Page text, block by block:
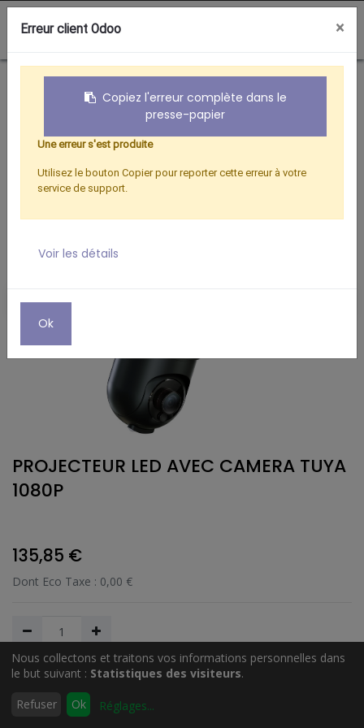
Rechercher
0
Boutique
PROJECTEUR LED AVEC CAMERA TUYA 1080P
PROJECTEUR LED AVEC CAMERA TUYA
1080P
135,85 €
Dont Eco Taxe : 0,00 €
Ajouter au Panier
Nous collectons et traitons vos informations personnelles dans
le but suivant : Statistiques des visiteurs.
Refuser Ok Réglages...
Erreur client Odoo ×
Copiez l'erreur complète dans le
presse-papier
Une erreur s'est produite
Utilisez le bouton Copier pour reporter cette erreur à votre
service de support.
Voir les détails
Ok